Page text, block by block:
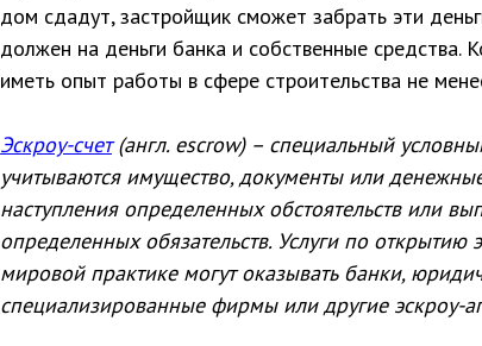
дом сдадут, застройщик сможет забрать эти
должен на деньги банка и собственные средства.
иметь опыт работы в сфере строительства не
Эскроу-счет (англ. escrow) – специальный
учитываются имущество, документы или
наступления определенных обстоятельств или
определенных обязательств. Услуги по открытию
мировой практике могут оказывать банки,
специализированные фирмы или другие эскроу-